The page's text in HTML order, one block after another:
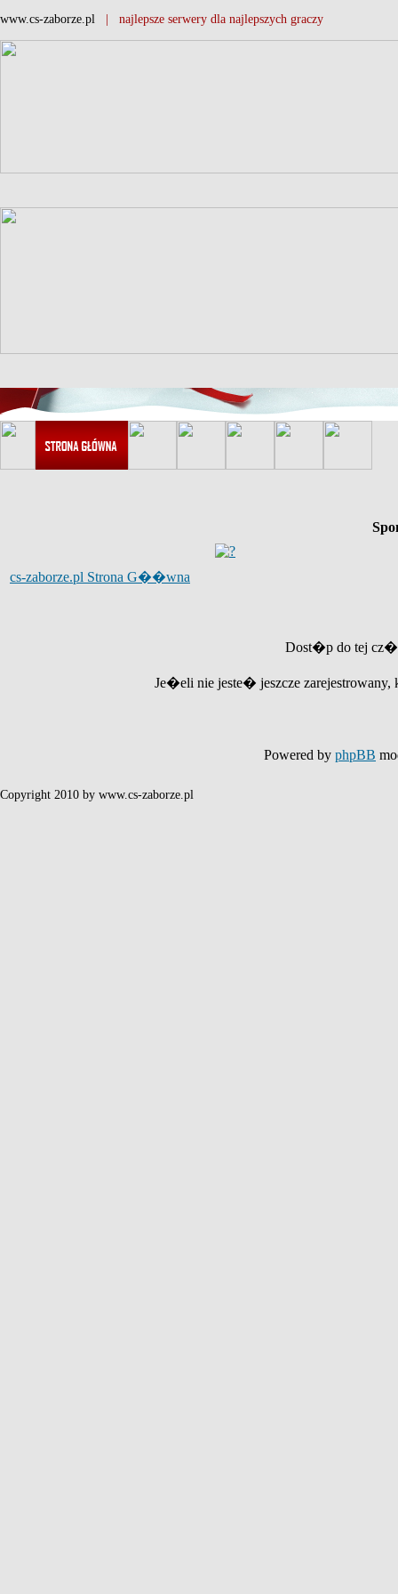
www.cs-zaborze.pl | najlepsze serwery dla najlepszych graczy
cs-zaborze.pl Strona G��wna
Dost�p do tej
Je�eli nie jeste� jeszcze
Powered by phpBB
Copyright 2010 by www.cs-zaborze.pl